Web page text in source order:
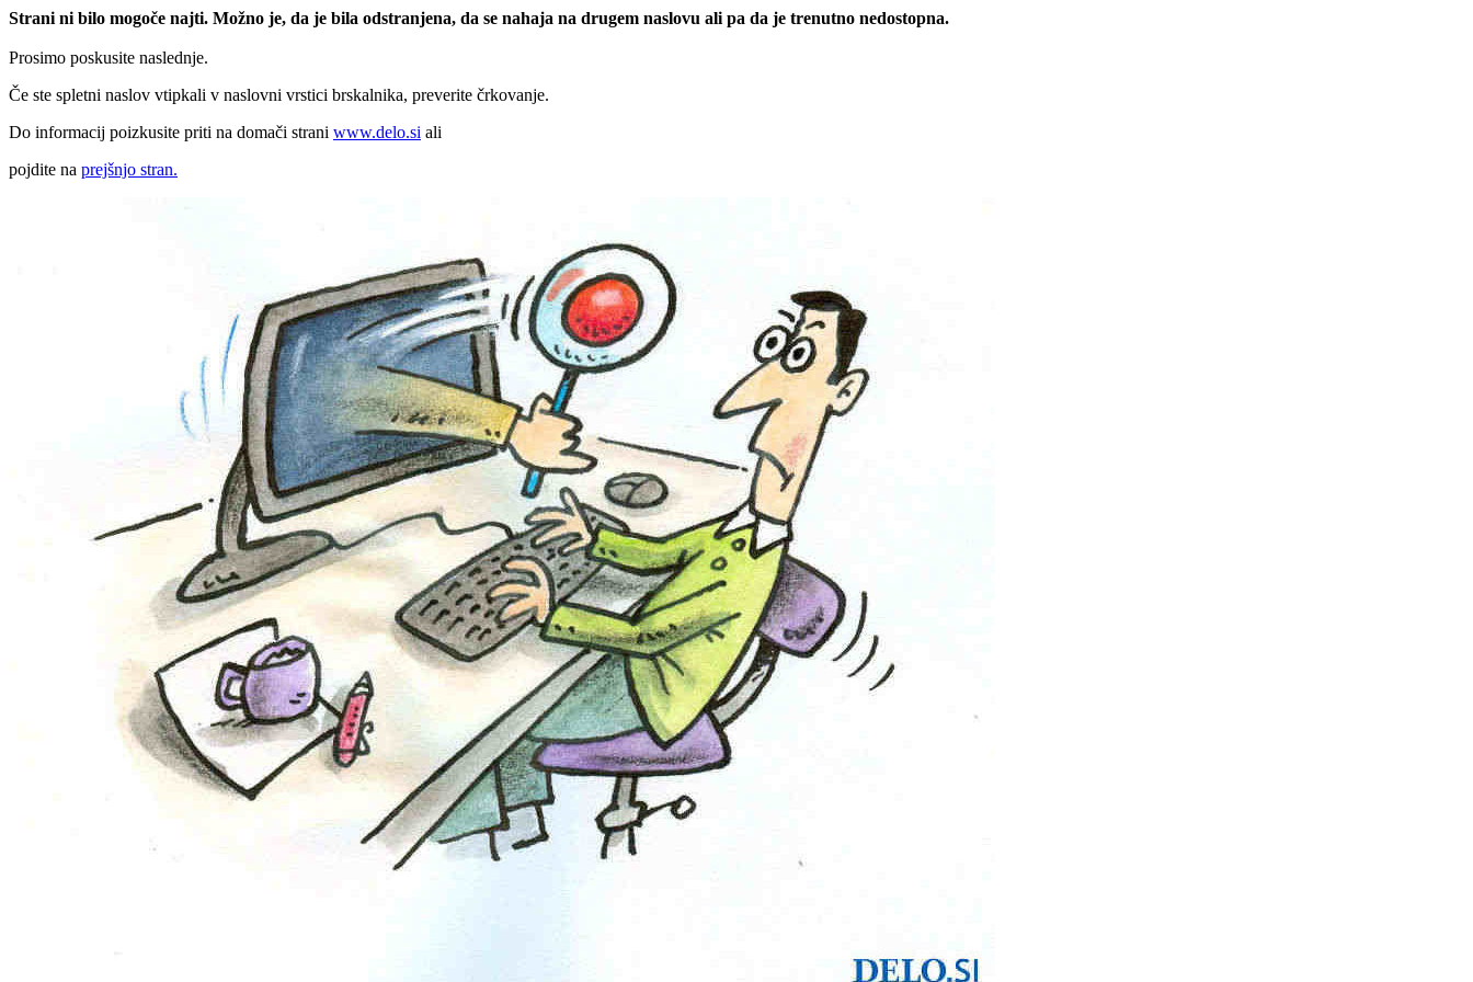
Strani ni bilo mogoče najti. Možno je, da je bila odstranjena, da se nahaja na drugem naslovu ali pa da je trenutno nedostopna.
Prosimo poskusite naslednje.
Če ste spletni naslov vtipkali v naslovni vrstici brskalnika, preverite črkovanje.
Do informacij poizkusite priti na domači strani www.delo.si ali
pojdite na prejšnjo stran.